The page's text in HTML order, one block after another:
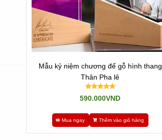
Mẫu kỷ niệm chương đế gỗ hình thang
Thân Pha lê
590.000VND
Mua ngay Thêm vào giỏ hàng